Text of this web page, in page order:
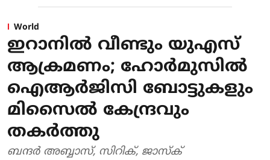
World
ഇറാനിൽ വീണ്ടും യുഎസ്
ആക്രമണം; ഹോർമുസിൽ
ഐആർജിസി ബോട്ടുകളും
മിസൈൽ കേന്ദ്രവും
തകർത്തു
ബന്ദർ അബ്ബാസ്, സിറിക്, ജാസ്ക്